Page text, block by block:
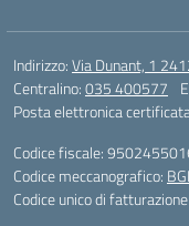
Indirizzo:Via Dunant, 1
Centralino:035 400577
Posta elettronica
Codice fiscale:
Codice meccanografico:
Codice unico di